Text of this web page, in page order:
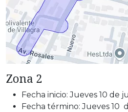
Zona 2
Fecha inicio: Jueves 10 de
Fecha término: Jueves 10